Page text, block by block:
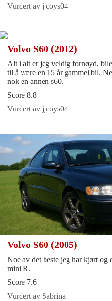
Vurdert av jjcoys04
Volvo S60 (2012)
Alt i alt er jeg veldig fornøyd,
til å være en 15 år gammel bil.
nok en annen s60.
Score 8.8
Vurdert av jjcoys04
Volvo S60 (2005)
Noe av det beste jeg har kjørt
mini R.
Score 7.6
Vurdert av Sabrina